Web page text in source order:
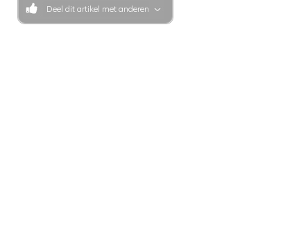
Deel dit artikel met anderen